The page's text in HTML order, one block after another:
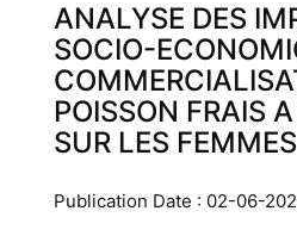
ANALYSE DES
SOCIO-
POISSON FRAIS
SUR LES
Publication Date : 02-06-